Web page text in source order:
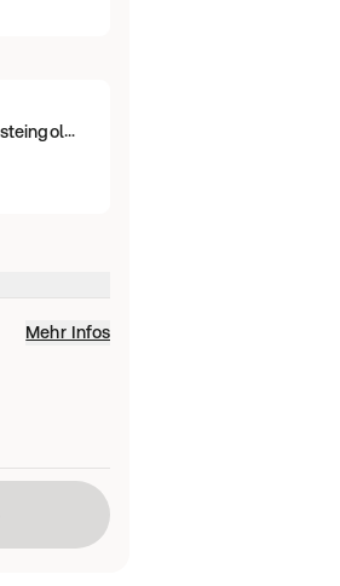
Mittelbraun/Bernsteingold gesträhnt
Mehr Infos